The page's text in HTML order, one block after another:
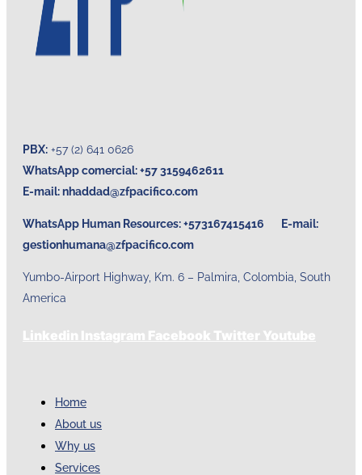
PBX: +57 (2) 641 0626
WhatsApp comercial: +57 3159462611
E-mail:nhaddad@zfpacifico.com
WhatsApp Human Resources: +573167415416 E-mail:
gestionhumana@zfpacifico.com
Yumbo-Airport Highway, Km. 6 – Palmira, Colombia, South
America
Linkedin Instagram Facebook Twitter Youtube
Home
About us
Why us
Services